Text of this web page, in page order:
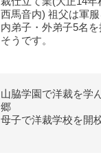
西馬音内) 祖父は軍
内弟子・外弟子5名
そうです。
山脇学園で洋裁を学
郷
母子で洋裁学校を開校